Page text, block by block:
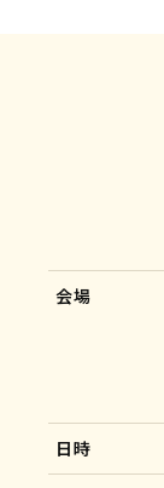
会場
日時